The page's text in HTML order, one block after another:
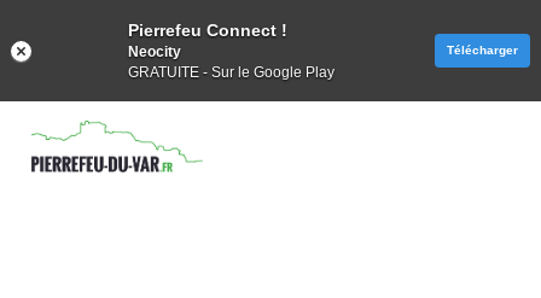
Pierrefeu Connect !
Neocity
GRATUITE - Sur le Google Play
Télécharger